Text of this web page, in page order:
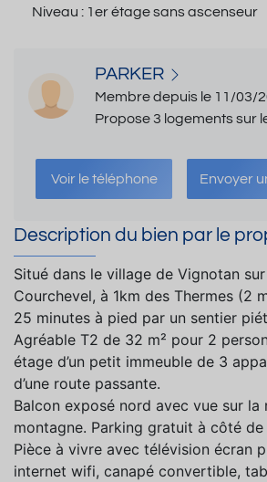
Niveau : 1er étage sans ascenseur
PARKER
Membre depuis le 11/03/
Propose 3 logements sur
Voir le téléphone Envoyer
Description du bien par le
Situé dans le village de Vignotan
Courchevel, à 1km des Thermes (2
25 minutes à pied par un sentier
Agréable T2 de 32 m² pour 2
étage d’un petit immeuble de 3
d’une route passante.
Balcon exposé nord avec vue sur la
montagne. Parking gratuit à côté de
Pièce à vivre avec télévision écran
internet wifi, canapé convertible,